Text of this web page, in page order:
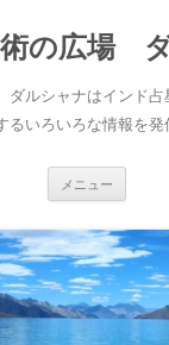
の広場
ルシャナはインド占
るいろいろな情報を発
メニュー
ン
ツ
へ
ス
キ
ッ
プ